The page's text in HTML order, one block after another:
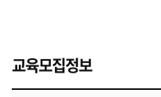
교육모집정보